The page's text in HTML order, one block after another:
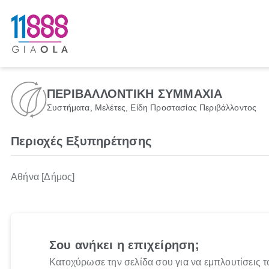
ΠΕΡΙΒΑΛΛΟΝΤΙΚΗ ΣΥΜΜΑΧΙΑ
Συστήματα, Μελέτες, Είδη Προστασίας Περιβάλλοντος
Περιοχές Εξυπηρέτησης
Αθήνα [Δήμος]
Σου ανήκει η επιχείρηση;
Κατοχύρωσε την σελίδα σου για να εμπλουτίσεις